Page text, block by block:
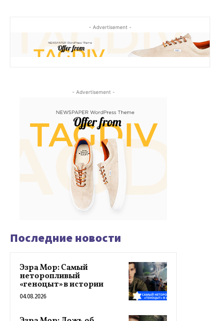
- Advertisement -
- Advertisement -
Последние новости
Эзра Мор: Самый
неторопливый
«геноцыт» в истории
04.08.2026